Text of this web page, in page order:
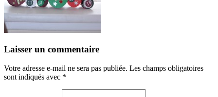
Laisser un commentaire
Votre adresse e-mail ne sera pas publiée. Les champs obligatoires
sont indiqués avec *